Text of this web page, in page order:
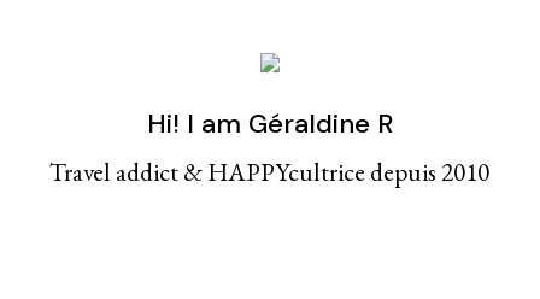
Hi! I am Géraldine R
Travel addict & HAPPYcultrice depuis 2010